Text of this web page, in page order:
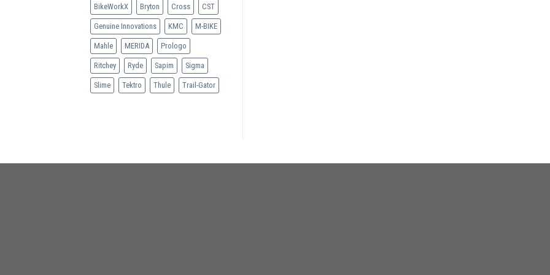
BikeWorkX Bryton Cross CST
Genuine Innovations KMC M-BIKE
Mahle MERIDA Prologo
Ritchey Ryde Sapim Sigma
Slime Tektro Thule Trail-Gator